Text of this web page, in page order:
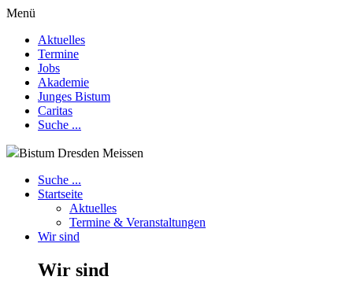
Menü
Aktuelles
Termine
Jobs
Akademie
Junges Bistum
Caritas
Suche ...
Bistum Dresden Meissen
Suche ...
Startseite
Aktuelles
Termine & Veranstaltungen
Wir sind
Wir sind